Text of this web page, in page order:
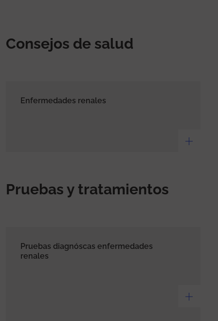
Consejos de salud
Enfermedades renales
Pruebas y tratamientos
Pruebas diagnóscas enfermedades
renales